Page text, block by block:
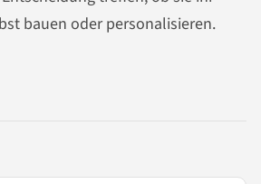
bauen oder personalisieren.